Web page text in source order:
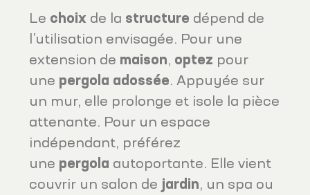
Le choix de la structure dépend de
l’utilisation envisagée. Pour une
extension de maison, optez pour
une pergola adossée. Appuyée sur
un mur, elle prolonge et isole la pièce
attenante. Pour un espace
indépendant, préférez
une pergola autoportante. Elle vient
couvrir un salon de jardin, un spa ou